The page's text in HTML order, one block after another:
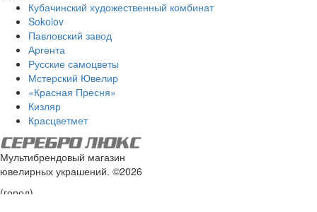
Кубачинский художественный комбинат
Sokolov
Павловский завод
Аргента
Русские самоцветы
Мстерский Ювелир
«Красная Пресня»
Кизляр
Красцветмет
Мультибрендовый магазин
ювелирных украшений. ©2026
(город)